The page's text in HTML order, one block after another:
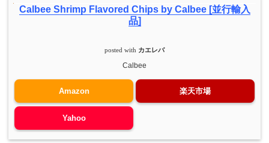
Calbee Shrimp Flavored Chips by Calbee [並行輸入
品]
posted with カエレバ
Calbee
Amazon 楽天市場
Yahoo